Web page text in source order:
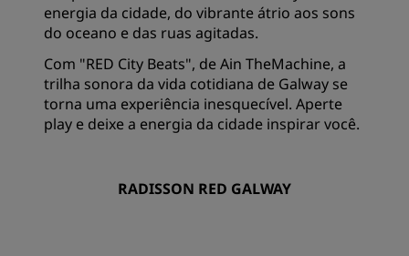
energia da cidade, do vibrante átrio aos sons
do oceano e das ruas agitadas.
Com "RED City Beats", de Ain TheMachine, a
trilha sonora da vida cotidiana de Galway se
torna uma experiência inesquecível. Aperte
play e deixe a energia da cidade inspirar você.
RADISSON RED GALWAY